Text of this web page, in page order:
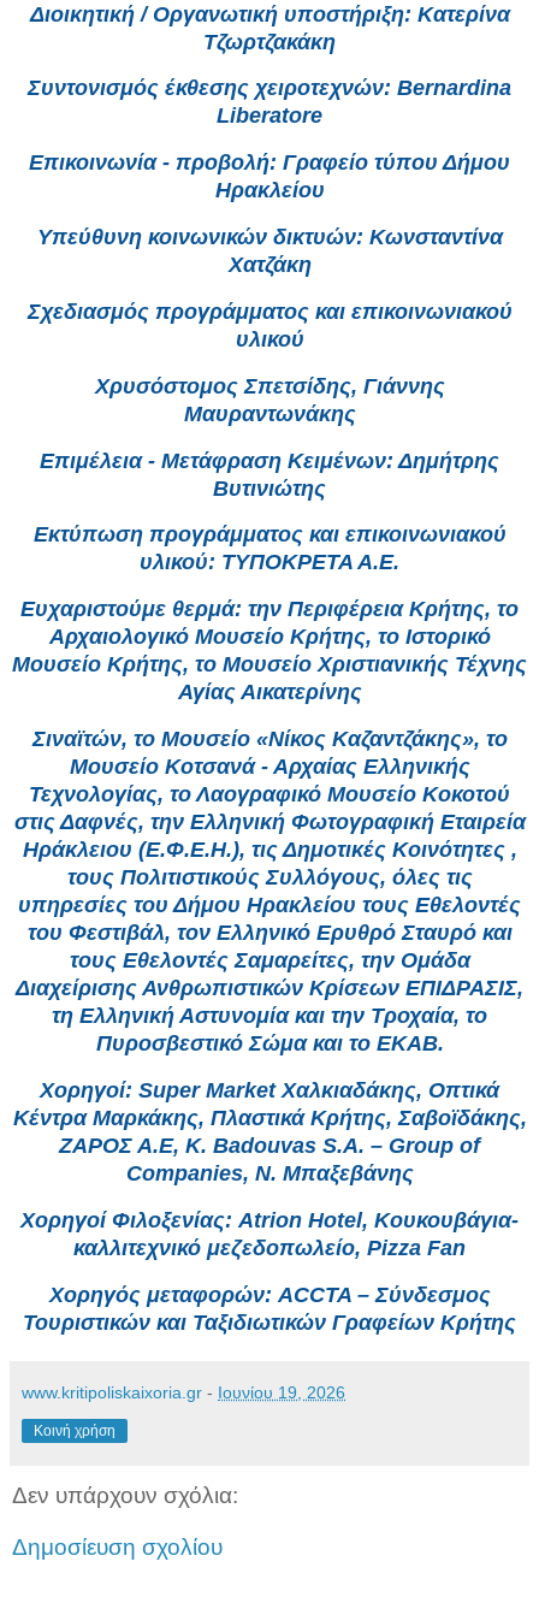
Διοικητική / Οργανωτική υποστήριξη: Κατερίνα
Τζωρτζακάκη
Συντονισμός έκθεσης χειροτεχνών: Bernardina
Liberatore
Επικοινωνία - προβολή: Γραφείο τύπου Δήμου
Ηρακλείου
Υπεύθυνη κοινωνικών δικτυών: Κωνσταντίνα
Χατζάκη
Σχεδιασμός προγράμματος και επικοινωνιακού
υλικού
Χρυσόστομος Σπετσίδης, Γιάννης
Μαυραντωνάκης
Επιμέλεια - Μετάφραση Κειμένων: Δημήτρης
Βυτινιώτης
Εκτύπωση προγράμματος και επικοινωνιακού
υλικού: ΤΥΠΟΚΡΕΤΑ Α.Ε.
Ευχαριστούμε θερμά: την Περιφέρεια Κρήτης, το
Αρχαιολογικό Μουσείο Κρήτης, το Ιστορικό
Μουσείο Κρήτης, το Μουσείο Χριστιανικής Τέχνης
Αγίας Αικατερίνης
Σιναϊτών, το Μουσείο «Νίκος Καζαντζάκης», το
Μουσείο Κοτσανά - Αρχαίας Ελληνικής
Τεχνολογίας, το Λαογραφικό Μουσείο Κοκοτού
στις Δαφνές, την Ελληνική Φωτογραφική Εταιρεία
Ηράκλειου (Ε.Φ.Ε.Η.), τις Δημοτικές Κοινότητες ,
τους Πολιτιστικούς Συλλόγους, όλες τις
υπηρεσίες του Δήμου Ηρακλείου τους Εθελοντές
του Φεστιβάλ, τον Ελληνικό Ερυθρό Σταυρό και
τους Εθελοντές Σαμαρείτες, την Ομάδα
Διαχείρισης Ανθρωπιστικών Κρίσεων ΕΠΙΔΡΑΣΙΣ,
τη Ελληνική Αστυνομία και την Τροχαία, το
Πυροσβεστικό Σώμα και το ΕΚΑΒ.
Χορηγοί: Super Market Χαλκιαδάκης, Οπτικά
Κέντρα Μαρκάκης, Πλαστικά Κρήτης, Σαβοϊδάκης,
ΖΑΡΟΣ Α.Ε, K. Badouvas S.A. – Group of
Companies, Ν. Μπαξεβάνης
Χορηγοί Φιλοξενίας: Atrion Hotel, Κουκουβάγια-
καλλιτεχνικό μεζεδοπωλείο, Pizza Fan
Χορηγός μεταφορών: ACCTA – Σύνδεσμος
Τουριστικών και Ταξιδιωτικών Γραφείων Κρήτης
www.kritipoliskaixoria.gr - Ιουνίου 19, 2026
Κοινή χρήση
Δεν υπάρχουν σχόλια:
Δημοσίευση σχολίου